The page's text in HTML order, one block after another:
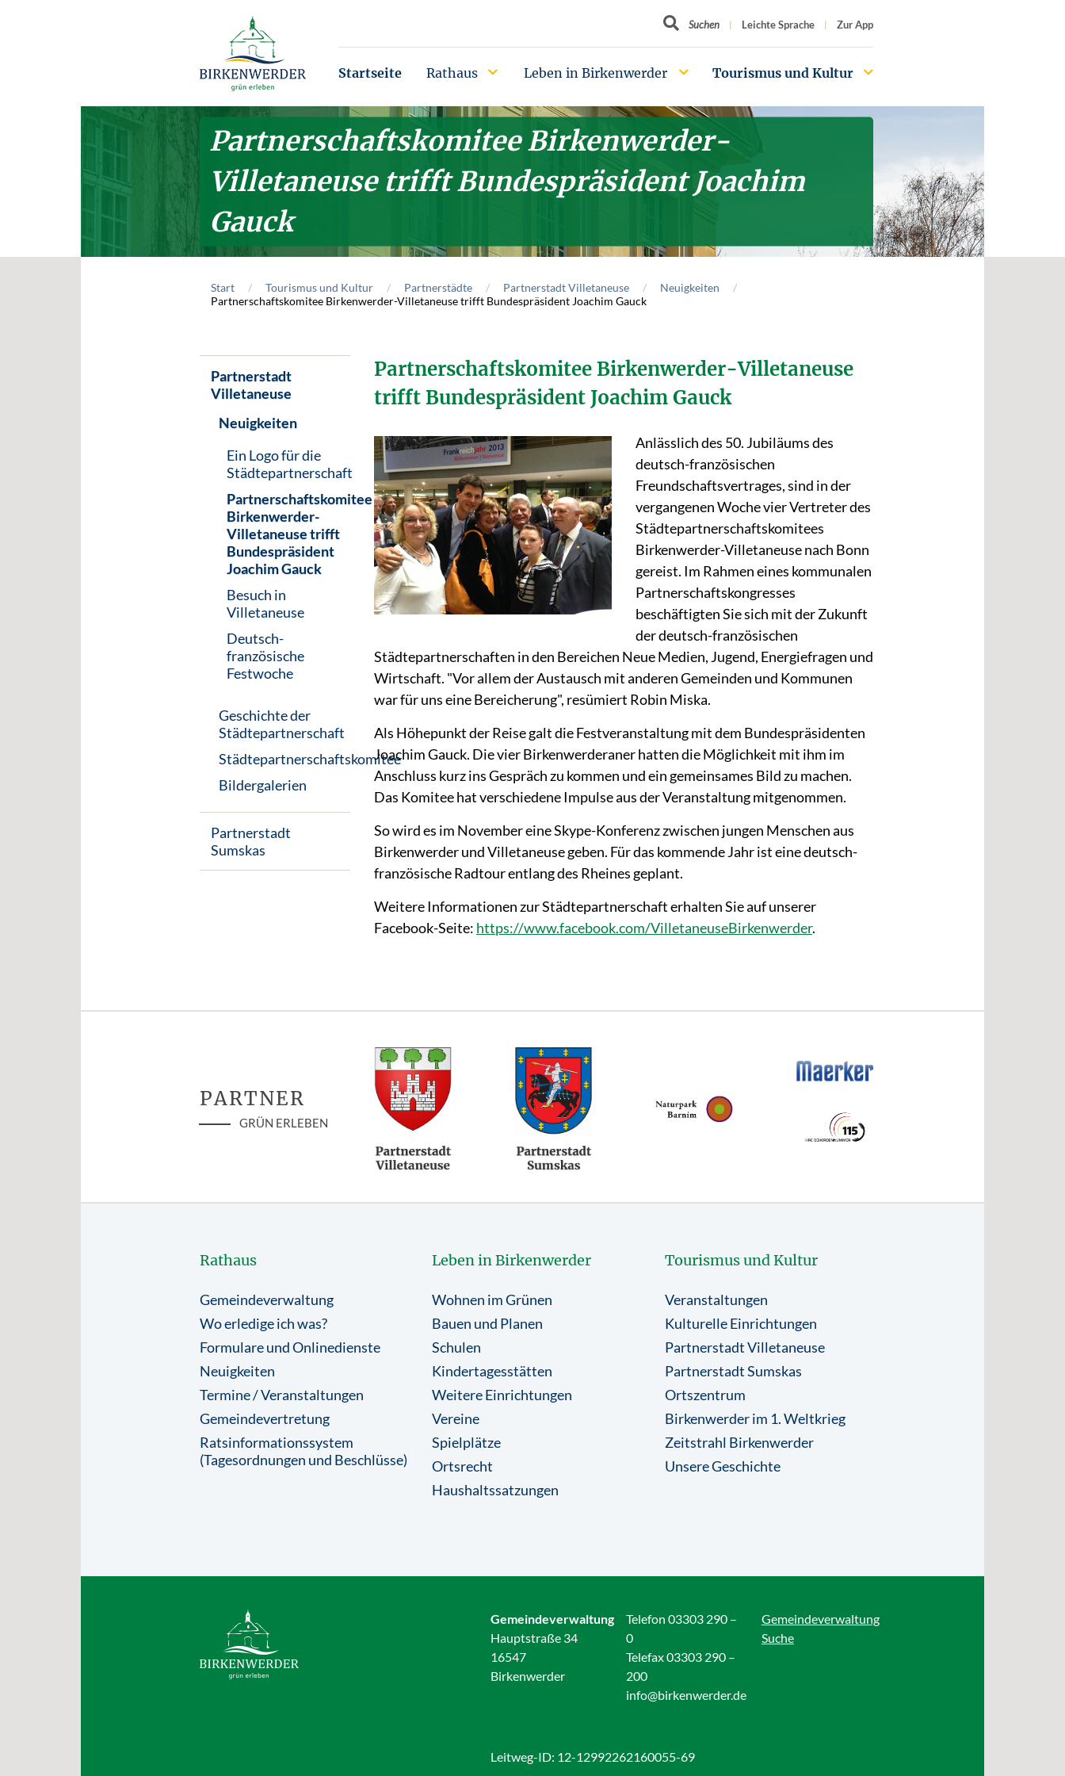
Suchbegriff
Suchen Leichte Sprache Zur App
Startseite Rathaus Leben in Birkenwerder Tourismus und Kultur
Partnerschaftskomitee Birkenwerder-
Villetaneuse trifft Bundespräsident Joachim
Gauck
Start Tourismus und Kultur Partnerstädte Partnerstadt Villetaneuse
Neuigkeiten
Partnerschaftskomitee Birkenwerder-Villetaneuse trifft Bundespräsident Joachim Gauck
Partnerstadt
Villetaneuse
Neuigkeiten
Ein Logo für die
Städtepartnerschaft
Partnerschaftskomitee
Birkenwerder-
Villetaneuse trifft
Bundespräsident
Joachim Gauck
Besuch in
Villetaneuse
Deutsch-
französische
Festwoche
Geschichte der
Städtepartnerschaft
Städtepartnerschaftskomitee
Bildergalerien
Partnerstadt
Sumskas
Partnerschaftskomitee Birkenwerder-Villetaneuse
trifft Bundespräsident Joachim Gauck
Anlässlich des 50. Jubiläums des
deutsch-französischen
Freundschaftsvertrages, sind in der
vergangenen Woche vier Vertreter des
Städtepartnerschaftskomitees
Birkenwerder-Villetaneuse nach Bonn
gereist. Im Rahmen eines kommunalen
Partnerschaftskongresses
beschäftigten Sie sich mit der Zukunft
der deutsch-französischen
Städtepartnerschaften in den Bereichen Neue Medien, Jugend, Energiefragen und
Wirtschaft. "Vor allem der Austausch mit anderen Gemeinden und Kommunen
war für uns eine Bereicherung", resümiert Robin Miska.
Als Höhepunkt der Reise galt die Festveranstaltung mit dem Bundespräsidenten
Joachim Gauck. Die vier Birkenwerderaner hatten die Möglichkeit mit ihm im
Anschluss kurz ins Gespräch zu kommen und ein gemeinsames Bild zu machen.
Das Komitee hat verschiedene Impulse aus der Veranstaltung mitgenommen.
So wird es im November eine Skype-Konferenz zwischen jungen Menschen aus
Birkenwerder und Villetaneuse geben. Für das kommende Jahr ist eine deutsch-
französische Radtour entlang des Rheines geplant.
Weitere Informationen zur Städtepartnerschaft erhalten Sie auf unserer
Facebook-Seite: https://www.facebook.com/VilletaneuseBirkenwerder.
PARTNER
GRÜN ERLEBEN
Rathaus
Gemeindeverwaltung
Wo erledige ich was?
Formulare und Onlinedienste
Neuigkeiten
Termine / Veranstaltungen
Gemeindevertretung
Ratsinformationssystem
(Tagesordnungen und Beschlüsse)
Leben in Birkenwerder
Wohnen im Grünen
Bauen und Planen
Schulen
Kindertagesstätten
Weitere Einrichtungen
Vereine
Spielplätze
Ortsrecht
Haushaltssatzungen
Tourismus und Kultur
Veranstaltungen
Kulturelle Einrichtungen
Partnerstadt Villetaneuse
Partnerstadt Sumskas
Ortszentrum
Birkenwerder im 1. Weltkrieg
Zeitstrahl Birkenwerder
Unsere Geschichte
Gemeindeverwaltung
Hauptstraße 34
16547
Birkenwerder
Telefon 03303 290 –
0
Telefax 03303 290 –
200
info@birkenwerder.de
Gemeindeverwaltung
Suche
Leitweg-ID: 12-12992262160055-69